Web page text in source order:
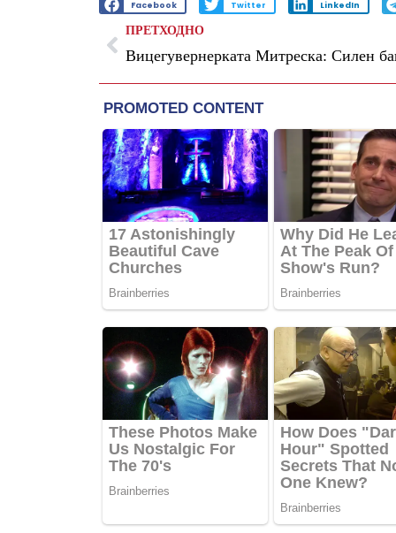
Facebook Twitter LinkedIn
ПРЕТХОДНО